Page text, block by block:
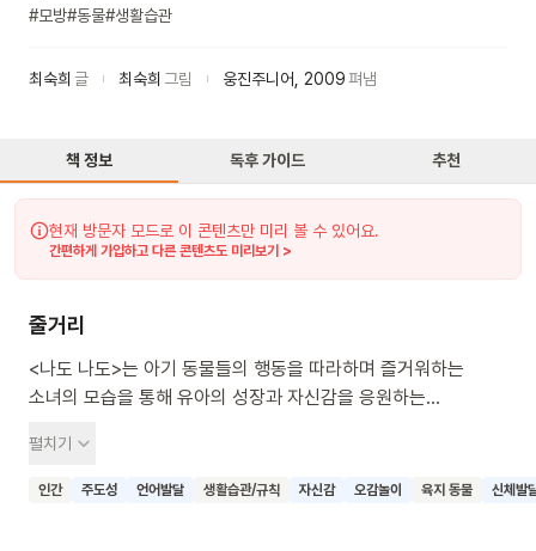
#모방#동물#생활습관
최숙희 글 최숙희 그림 웅진주니어 2009펴냄
책 정보 독후 가이드 추천
현재 방문자 모드로 이 콘텐츠만 미리 볼 수 있어요.
간편하게 가입하고 다른 콘텐츠도 미리보기 >
줄거리
<나도 나도>는 아기 동물들의 행동을 따라하며 즐거워하는
소녀의 모습을 통해 유아의 성장과 자신감을 응원하는
다양한 동물들의 행동을 "나도, 나도!"라고 외치며 따라해요.
달리기, 구르기, 웃기, 먹기 등 여러 가지 동작을 모방하면서 신체
펼치기
인간 주도성 언어발달 생활습관/규칙 자신감 오감놀이 육지 동물 신체발